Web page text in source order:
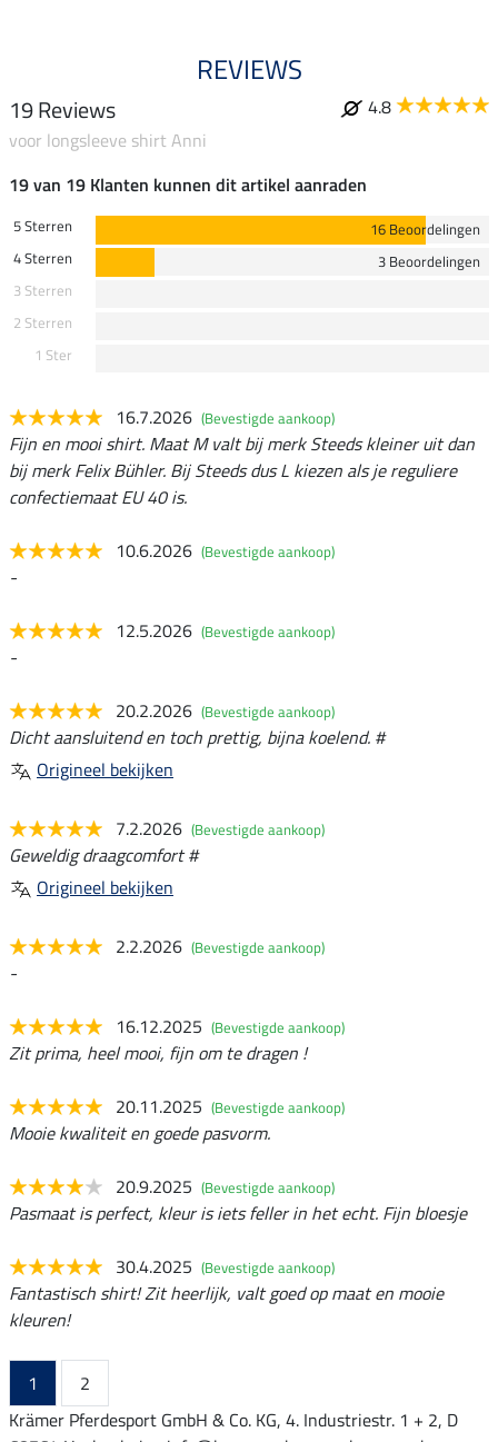
REVIEWS
19 Reviews
4.8
voor longsleeve shirt Anni
19 van 19 Klanten kunnen dit artikel aanraden
5 Sterren
16 Beoordelingen
4 Sterren
3 Beoordelingen
3 Sterren
2 Sterren
1 Ster
16.7.2026 (Bevestigde aankoop)
Fijn en mooi shirt. Maat M valt bij merk Steeds kleiner uit dan
bij merk Felix Bühler. Bij Steeds dus L kiezen als je reguliere
confectiemaat EU 40 is.
10.6.2026 (Bevestigde aankoop)
-
12.5.2026 (Bevestigde aankoop)
-
20.2.2026 (Bevestigde aankoop)
Dicht aansluitend en toch prettig, bijna koelend. #
Origineel bekijken
7.2.2026 (Bevestigde aankoop)
Geweldig draagcomfort #
Origineel bekijken
2.2.2026 (Bevestigde aankoop)
-
16.12.2025 (Bevestigde aankoop)
Zit prima, heel mooi, fijn om te dragen !
20.11.2025 (Bevestigde aankoop)
Mooie kwaliteit en goede pasvorm.
20.9.2025 (Bevestigde aankoop)
Pasmaat is perfect, kleur is iets feller in het echt. Fijn bloesje
30.4.2025 (Bevestigde aankoop)
Fantastisch shirt! Zit heerlijk, valt goed op maat en mooie
kleuren!
1
2
Krämer Pferdesport GmbH & Co. KG, 4. Industriestr. 1 + 2, D